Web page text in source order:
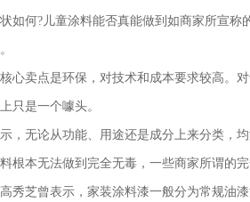
如何?儿童涂料能否真能做到如商家所宣
心卖点是环保，对技术和成本要求较高。
只是一个噱头。
，无论从功能、用途还是成分上来分类，
根本无法做到完全无毒，一些商家所谓的
秀芝曾表示，家装涂料漆一般分为常规油